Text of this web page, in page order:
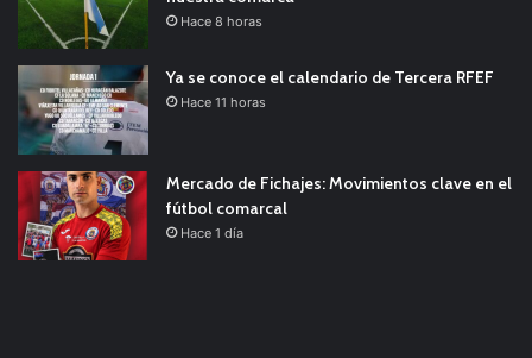
Hace 8 horas
Ya se conoce el calendario de Tercera RFEF
Hace 11 horas
Mercado de Fichajes: Movimientos clave en el
fútbol comarcal
Hace 1 día